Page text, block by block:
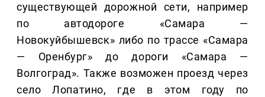
существующей дорожной сети, например
по автодороге «Самара —
Новокуйбышевск» либо по трассе «Самара
— Оренбург» до дороги «Самара —
Волгоград». Также возможен проезд через
село Лопатино, где в этом году по